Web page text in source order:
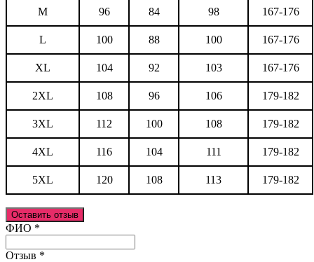
M 96 84 98 167-176
L 100 88 100 167-176
XL 104 92 103 167-176
2XL 108 96 106 179-182
3XL 112 100 108 179-182
4XL 116 104 111 179-182
5XL 120 108 113 179-182
Оставить отзыв
Ваш отзыв был отправлен!
ФИО *
Отзыв *